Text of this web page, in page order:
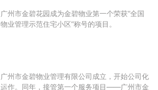
广州市金碧花园成为金碧物业第一个荣获“全国
物业管理示范住宅小区”称号的项目。
广州市金碧物业管理有限公司成立，开始公司化
运作。同年，接管第一个服务项目——广州市金